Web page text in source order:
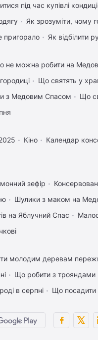
під час купівлі
Як зрозуміти, чому
пригорало
Як відбілити
не можна робити на
Що святять у
з Медовим Спасом
Що
Кіно Календар
зефір
Шулики з маком на
на Яблучний Спас
молодим деревам
Що робити з трояндами
в серпні
Що посадити